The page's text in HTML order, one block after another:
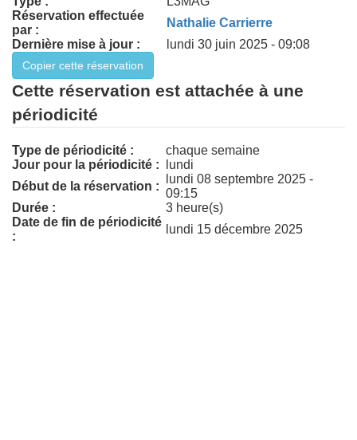
Réservation effectuée
par :
Nathalie Carrierre
Dernière mise à jour :
lundi 30 juin 2025 - 09:08
Cette réservation est attachée à une
périodicité
Type de périodicité :
chaque semaine
Jour pour la périodicité :
lundi
Début de la réservation :
lundi 08 septembre 2025 -
09:15
Durée :
3 heure(s)
Date de fin de périodicité
:
lundi 15 décembre 2025